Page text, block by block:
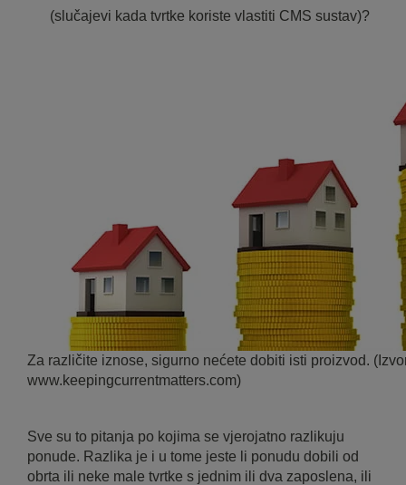
(slučajevi kada tvrtke koriste vlastiti CMS sustav)?
Za različite iznose, sigurno nećete dobiti isti proizvod.
www.keepingcurrentmatters.com)
Sve su to pitanja po kojima se vjerojatno razlikuju
ponude. Razlika je i u tome jeste li ponudu dobili od
obrta ili neke male tvrtke s jednim ili dva zaposlena, ili